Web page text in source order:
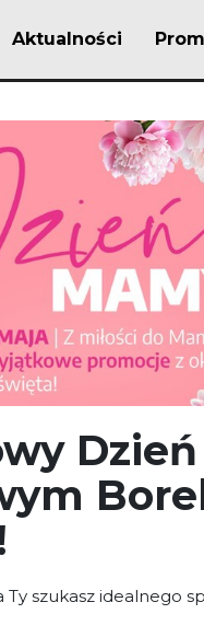
Aktualności
Ty szukasz idealnego